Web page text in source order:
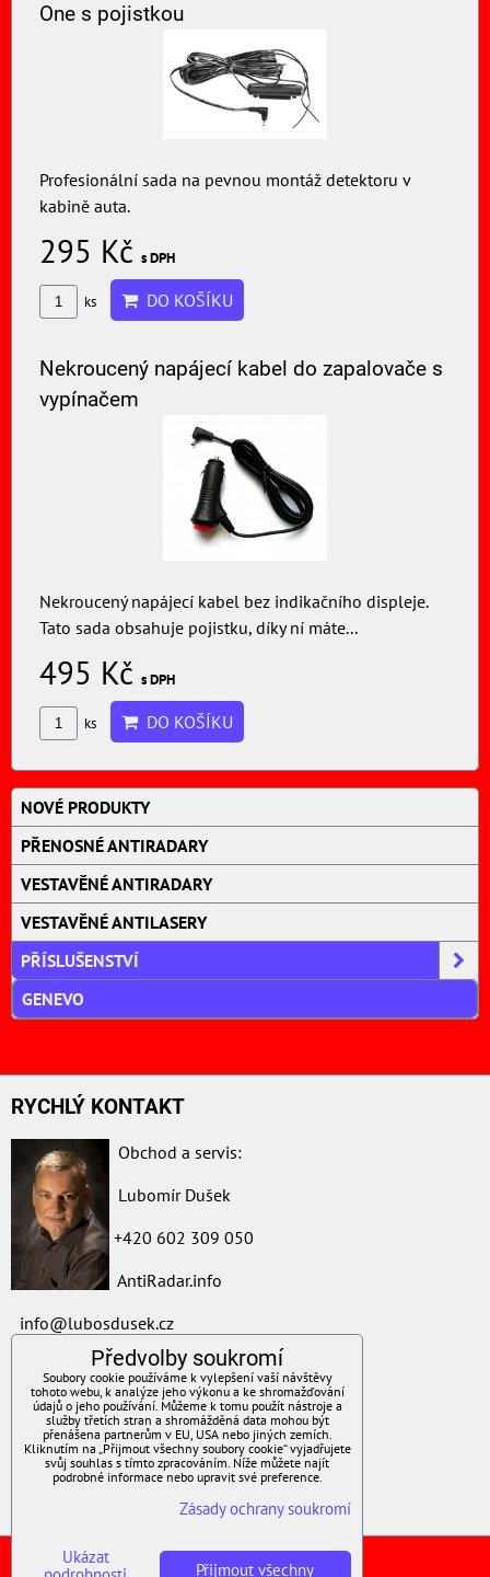
One s pojistkou
Profesionální sada na pevnou montáž detektoru v
kabině auta.
295 Kč s DPH
ks DO KOŠÍKU
Nekroucený napájecí kabel do zapalovače s
vypínačem
Nekroucený napájecí kabel bez indikačního displeje.
Tato sada obsahuje pojistku, díky ní máte...
495 Kč s DPH
ks DO KOŠÍKU
NOVÉ PRODUKTY
PŘENOSNÉ ANTIRADARY
VESTAVĚNÉ ANTIRADARY
VESTAVĚNÉ ANTILASERY
PŘÍSLUŠENSTVÍ
GENEVO
RYCHLÝ KONTAKT
Obchod a servis:
Lubomír Dušek
+420 602 309 050
AntiRadar.info
info@lubosdusek.cz
ZAVOLÁME VÁM ZPĚT
Váš telefon:*
Předvolby soukromí Zásady ochrany soukromí
Předvolby soukromí
Soubory cookie používáme k vylepšení vaší návštěvy
tohoto webu, k analýze jeho výkonu a ke shromažďování
údajů o jeho používání. Můžeme k tomu použít nástroje a
služby třetích stran a shromážděná data mohou být
přenášena partnerům v EU, USA nebo jiných zemích.
Kliknutím na „Přijmout všechny soubory cookie“ vyjadřujete
svůj souhlas s tímto zpracováním. Níže můžete najít
podrobné informace nebo upravit své preference.
Zásady ochrany soukromí
Ukázat
Přijmout všechny